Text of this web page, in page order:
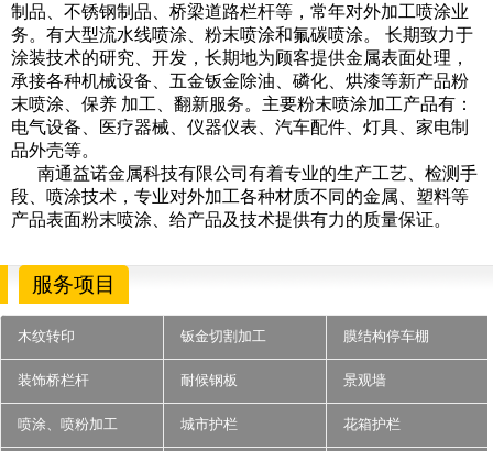
制品、不锈钢制品、桥梁道路栏杆等，常年对外加工喷涂业
务。有大型流水线喷涂、粉末喷涂和氟碳喷涂。 长期致力于
涂装技术的研究、开发，长期地为顾客提供金属表面处理，
承接各种机械设备、五金钣金除油、磷化、烘漆等新产品粉
末喷涂、保养 加工、翻新服务。主要粉末喷涂加工产品有：
电气设备、医疗器械、仪器仪表、汽车配件、灯具、家电制
品外壳等。
南通益诺金属科技有限公司有着专业的生产工艺、检测手
段、喷涂技术，专业对外加工各种材质不同的金属、塑料等
产品表面粉末喷涂、给产品及技术提供有力的质量保证。
服务项目
木纹转印 钣金切割加工 膜结构停车棚
装饰桥栏杆 耐候钢板 景观墙
喷涂、喷粉加工 城市护栏 花箱护栏